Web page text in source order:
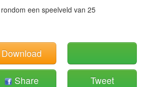
een speelveld van 25
Download
Share Tweet